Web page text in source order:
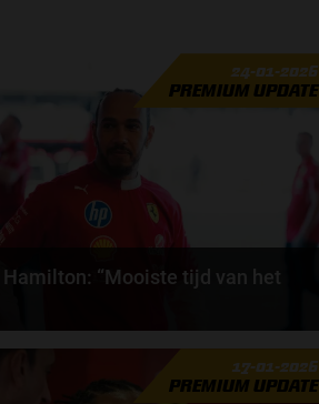
24-01-2026
PREMIUM UPDATE
Hamilton: “Mooiste tijd van het
1-seizoen van 2026 staat op het punt
volgens Lewis Hamilton is dat de...
17-01-2026
PREMIUM UPDATE